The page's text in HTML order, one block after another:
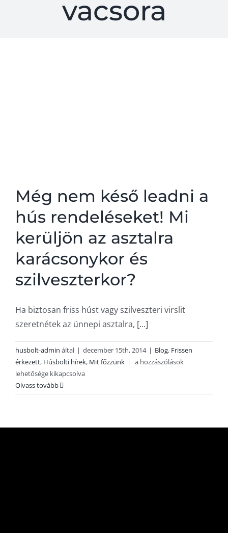
vacsora
Még nem késő leadni a
hús rendeléseket! Mi
kerüljön az asztalra
karácsonykor és
szilveszterkor?
Ha biztosan friss húst vagy szilveszteri virslit
szeretnétek az ünnepi asztalra, [...]
husbolt-admin által | december 15th, 2014 | Blog, Frissen
érkezett, Húsbolti hírek, Mit főzzünk |
Még
leadni
a hozzászólások
lehetősége kikapcsolva
Olvass tovább